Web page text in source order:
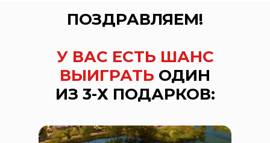
ПОЗДРАВЛЯЕМ!
У ВАС ЕСТЬ ШАНС
ВЫИГРАТЬ ОДИН
ИЗ 3-Х ПОДАРКОВ: